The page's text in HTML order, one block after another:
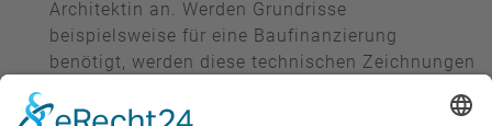
Architektin an. Werden Grundrisse
beispielsweise für eine Baufinanzierung
benötigt, werden diese technischen Zeichnungen
(Plankopf des Architekten) versehen. Dadurch